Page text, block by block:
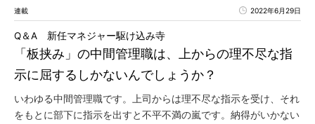
連載 2022年6月29日
「板挟み」の中間管理職は、上からの理不尽な指
示に屈するしかないんでしょうか？
Q＆A 新任マネジャー駆け込み寺
いわゆる中間管理職です。上司からは理不尽な指示を受け、それ
をもとに部下に指示を出すと不平不満の嵐です。納得がいかない